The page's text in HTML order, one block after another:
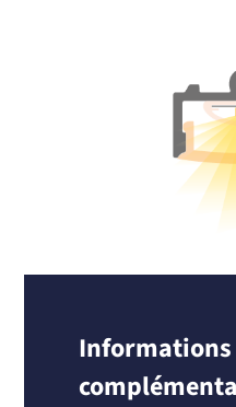
Informations